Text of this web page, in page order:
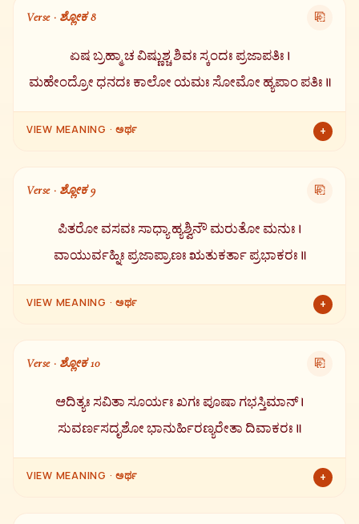
ಕಿರಣಗಳಿಂದ ಎಲ್ಲಾ ಜೀವಿಗಳಿಗೆ ಸತ್ತೆಯನ್ನು ನೀಡುತ್ತಾನೆ. ತನ್ನ ಕಿರಣಗಳಿಂದ
ದೇವತೆಗಳನ್ನು, ಅಸುರರನ್ನು ಮತ್ತು ಎಲ್ಲಾ ಲೋಕಗಳನ್ನು ರಕ್ಷಿಸುತ್ತಾನೆ.
Verse · ಶ್ಲೋಕ 8 ⎘
ಏಷ ಬ್ರಹ್ಮಾ ಚ ವಿಷ್ಣುಶ್ಚ ಶಿವಃ ಸ್ಕಂದಃ ಪ್ರಜಾಪತಿಃ ।
ಮಹೇಂದ್ರೋ ಧನದಃ ಕಾಲೋ ಯಮಃ ಸೋಮೋ ಹ್ಯಪಾಂ ಪತಿಃ ॥
VIEW MEANING · ಅರ್ಥ +
ಯಮ, ಸೋಮ (ಚಂದ್ರ) ಮತ್ತು ವರುಣ (ಜಲದ ಒಡೆಯ).
Verse · ಶ್ಲೋಕ 9 ⎘
ಪಿತರೋ ವಸವಃ ಸಾಧ್ಯಾ ಹ್ಯಶ್ವಿನೌ ಮರುತೋ ಮನುಃ ।
ವಾಯುರ್ವಹ್ನಿಃ ಪ್ರಜಾಪ್ರಾಣಃ ಋತುಕರ್ತಾ ಪ್ರಭಾಕರಃ ॥
VIEW MEANING · ಅರ್ಥ +
ವಾಯು, ಅಗ್ನಿ, ಪ್ರಾಣ, ಋತುಗಳ ಕರ್ತಾ ಮತ್ತು ಪ್ರಕಾಶವನ್ನು ನೀಡುವ ಪ್ರಭಾಕರ
— ಇವೆಲ್ಲವೂ ಸೂರ್ಯ ಭಗವಾನನ ಸ್ವರೂಪಗಳೇ.
Verse · ಶ್ಲೋಕ 10 ⎘
ಆದಿತ್ಯಃ ಸವಿತಾ ಸೂರ್ಯಃ ಖಗಃ ಪೂಷಾ ಗಭಸ್ತಿಮಾನ್ ।
ಸುವರ್ಣಸದೃಶೋ ಭಾನುರ್ಹಿರಣ್ಯರೇತಾ ದಿವಾಕರಃ ॥
VIEW MEANING · ಅರ್ಥ +